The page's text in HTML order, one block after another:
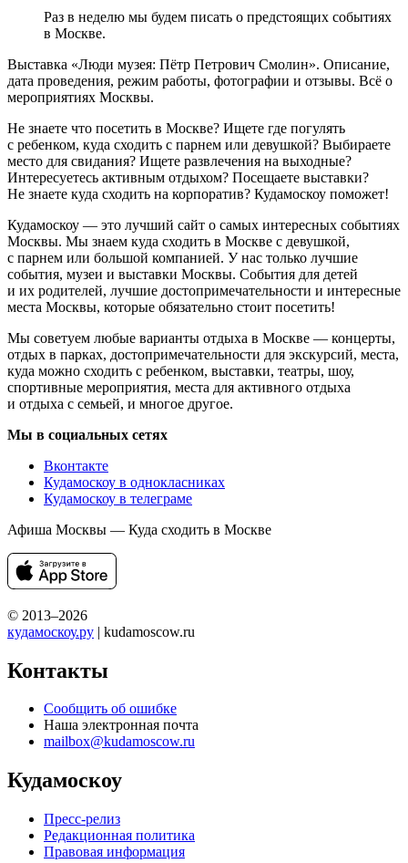
Раз в неделю мы будем писать о предстоящих событиях
в Москве.
Выставка «Люди музея: Пётр Петрович Смолин». Описание,
дата проведения, режим работы, фотографии и отзывы. Всё о
мероприятиях Москвы.
Не знаете что посетить в Москве? Ищете где погулять
с ребенком, куда сходить с парнем или девушкой? Выбираете
место для свидания? Ищете развлечения на выходные?
Интересуетесь активным отдыхом? Посещаете выставки?
Не знаете куда сходить на корпоратив? Кудамоскоу поможет!
Кудамоскоу — это лучший сайт о самых интересных событиях
Москвы. Мы знаем куда сходить в Москве с девушкой,
с парнем или большой компанией. У нас только лучшие
события, музеи и выставки Москвы. События для детей
и их родителей, лучшие достопримечательности и интересные
места Москвы, которые обязательно стоит посетить!
Мы советуем любые варианты отдыха в Москве — концерты,
отдых в парках, достопримечательности для экскурсий, места,
куда можно сходить с ребенком, выставки, театры, шоу,
спортивные мероприятия, места для активного отдыха
и отдыха с семьей, и многое другое.
Мы в социальных сетях
Вконтакте
Кудамоскоу в однокласниках
Кудамоскоу в телеграме
Афиша Москвы — Куда сходить в Москве
© 2013–2026
кудамоскоу.ру | kudamoscow.ru
Контакты
Сообщить об ошибке
Наша электронная почта
mailbox@kudamoscow.ru
Кудамоскоу
Пресс-релиз
Редакционная политика
Правовая информация